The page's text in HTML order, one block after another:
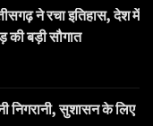
ने रचा इतिहास, देश में
की बड़ी सौगात
निगरानी, सुशासन के लिए